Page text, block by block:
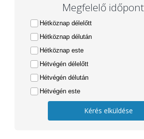
Megfelelő
Hétköznap délelőtt
Hétköznap délután
Hétköznap este
Hétvégén délelőtt
Hétvégén délután
Hétvégén este
Kérés elküldése